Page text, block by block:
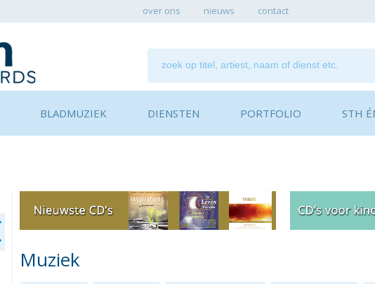
over ons nieuws contact
BLADMUZIEK DIENSTEN PORTFOLIO STH
Muziek